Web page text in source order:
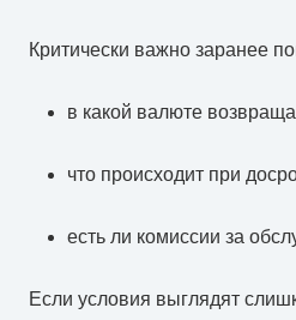
Критически важно заранее
в какой валюте
что происходит при
есть ли комиссии за
Если условия выглядят